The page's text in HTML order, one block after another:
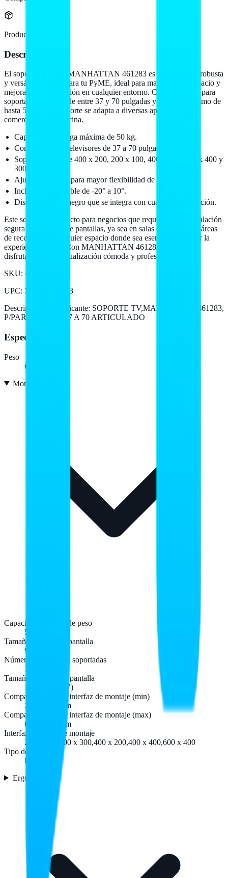
Producto original
Descripción
El soporte para TV MANHATTAN 461283 es una solución robusta
y versátil diseñada para tu PyME, ideal para maximizar el espacio y
mejorar la visualización en cualquier entorno. Con capacidad para
soportar televisores de entre 37 y 70 pulgadas y un peso máximo de
hasta 50 kg, este soporte se adapta a diversas aplicaciones
comerciales y de oficina.
Capacidad de carga máxima de 50 kg.
Compatible con televisores de 37 a 70 pulgadas.
Soporte VESA de 400 x 200, 200 x 100, 400 x 600, 600 x 400 y
300 x 300.
Ajuste articulado para mayor flexibilidad de visualización.
Inclinación ajustable de -20° a 10°.
Diseño en color negro que se integra con cualquier decoración.
Este soporte es perfecto para negocios que requieren una instalación
segura y adaptable de pantallas, ya sea en salas de reuniones, áreas
de recepción o cualquier espacio donde sea esencial optimizar la
experiencia visual. Con MANHATTAN 461283, tu equipo
disfrutará de una visualización cómoda y profesional.
SKU: 461283
UPC: 766623461283
Descripción del fabricante: SOPORTE TV,MANHATTAN,461283,
P/PARED 50KG, 37 A 70 ARTICULADO
Especificaciones
Peso
6,25 kg
Montaje
Capacidad máxima de peso
50 kg
Tamaño mínimo de pantalla
94 cm (37")
Número de pantallas soportadas
1
Tamaño máximo de pantalla
177,8 cm (70")
Compatibilidad con interfaz de montaje (min)
200 x 200 mm
Compatibilidad con interfaz de montaje (max)
600 x 400 mm
Interfaz de panel de montaje
200 x 200,300 x 300,400 x 200,400 x 400,600 x 400
Tipo de montaje
Pared
Ergonomía